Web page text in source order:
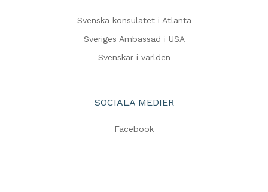
Svenska konsulatet i Atlanta
Sveriges Ambassad i USA
Svenskar i världen
SOCIALA MEDIER
Facebook